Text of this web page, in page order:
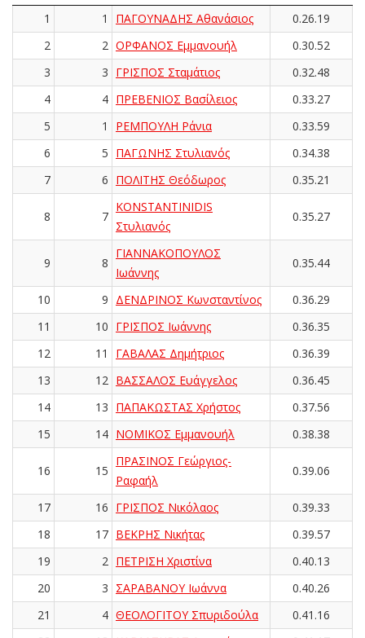
1 1 ΠΑΓΟΥΝΑΔΗΣ Αθανάσιος
0.26.19
2
2 ΟΡΦΑΝΟΣ Εμμανουήλ
0.30.52
3
3 ΓΡΙΣΠΟΣ Σταμάτιος
0.32.48
4
4 ΠΡΕΒΕΝΙΟΣ Βασίλειος
0.33.27
5
1 ΡΕΜΠΟΥΛΗ Ράνια
0.33.59
6
5 ΠΑΓΩΝΗΣ Στυλιανός
0.34.38
7
6 ΠΟΛΙΤΗΣ Θεόδωρος 0.35.21
8 7
KONSTANTINIDIS
Στυλιανός
0.35.27
9 8
ΓΙΑΝΝΑΚΟΠΟΥΛΟΣ
Ιωάννης
0.35.44
10 9 ΔΕΝΔΡΙΝΟΣ Κωνσταντίνος
0.36.29
11
10 ΓΡΙΣΠΟΣ Ιωάννης
0.36.35
12
11 ΓΑΒΑΛΑΣ Δημήτριος
0.36.39
13
12 ΒΑΣΣΑΛΟΣ Ευάγγελος
0.36.45
14
13 ΠΑΠΑΚΩΣΤΑΣ Χρήστος
0.37.56
15
14 ΝΟΜΙΚΟΣ Εμμανουήλ 0.38.38
16 15
ΠΡΑΣΙΝΟΣ Γεώργιος-
Ραφαήλ
0.39.06
17 16 ΓΡΙΣΠΟΣ Νικόλαος
0.39.33
18
17 ΒΕΚΡΗΣ Νικήτας
0.39.57
19
2 ΠΕΤΡΙΣΗ Χριστίνα
0.40.13
20
3 ΣΑΡΑΒΑΝΟΥ Ιωάννα
0.40.26
21
4 ΘΕΟΛΟΓΙΤΟΥ Σπυριδούλα
0.41.16